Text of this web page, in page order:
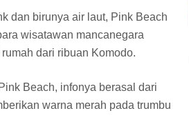
dan birunya air laut, Pink Beach
wisatawan mancanegara
dari ribuan Komodo.
Beach, infonya berasal dari
warna merah pada trumbu